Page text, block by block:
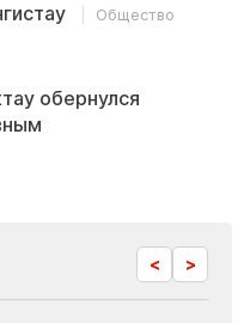
Общество
обернулся
< >